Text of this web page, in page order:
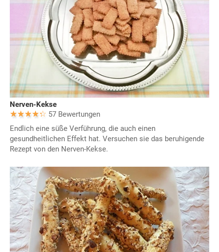
Nerven-Kekse
57 Bewertungen
Endlich eine süße Verführung, die auch einen
gesundheitlichen Effekt hat. Versuchen sie das beruhigende
Rezept von den Nerven-Kekse.